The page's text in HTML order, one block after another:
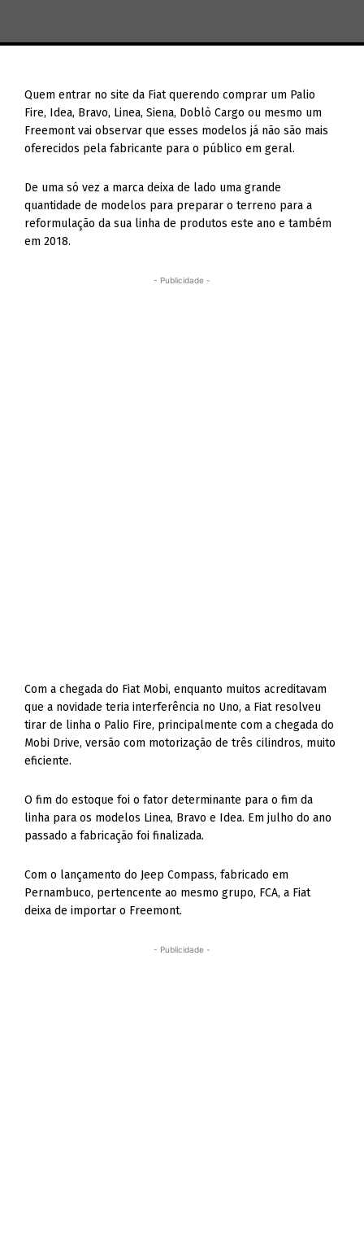
Quem entrar no site da Fiat querendo comprar um Palio
Fire, Idea, Bravo, Linea, Siena, Doblò Cargo ou mesmo um
Freemont vai observar que esses modelos já não são mais
oferecidos pela fabricante para o público em geral.
De uma só vez a marca deixa de lado uma grande
quantidade de modelos para preparar o terreno para a
reformulação da sua linha de produtos este ano e também
em 2018.
- Publicidade -
Com a chegada do Fiat Mobi, enquanto muitos acreditavam
que a novidade teria interferência no Uno, a Fiat resolveu
tirar de linha o Palio Fire, principalmente com a chegada do
Mobi Drive, versão com motorização de três cilindros, muito
eficiente.
O fim do estoque foi o fator determinante para o fim da
linha para os modelos Linea, Bravo e Idea. Em julho do ano
passado a fabricação foi finalizada.
Com o lançamento do Jeep Compass, fabricado em
Pernambuco, pertencente ao mesmo grupo, FCA, a Fiat
deixa de importar o Freemont.
- Publicidade -